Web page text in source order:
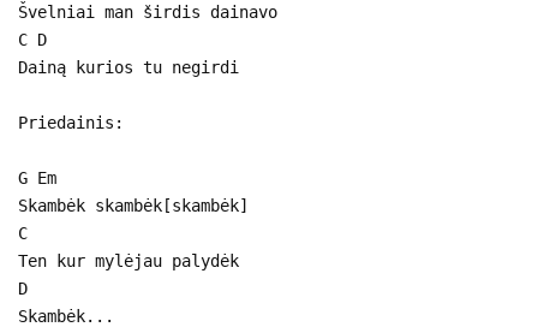
Švelniai man širdis dainavo
C D
Dainą kurios tu negirdi
Priedainis:
G Em
Skambėk skambėk[skambėk]
C
Ten kur mylėjau palydėk
D
Skambėk...